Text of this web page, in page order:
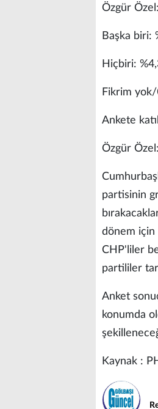
Özgür
Başka biri:
Hiçbiri:
Fikrim
Ankete
Özgür
partisinin
dönem için
CHP'liler
partililer
Anket
konumda
Kaynak :